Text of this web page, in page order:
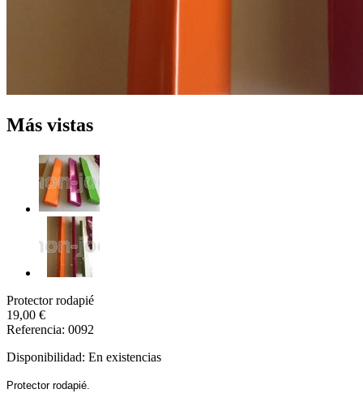
Más vistas
Protector rodapié
19,00 €
Referencia: 0092
Disponibilidad: En existencias
Protector rodapié.